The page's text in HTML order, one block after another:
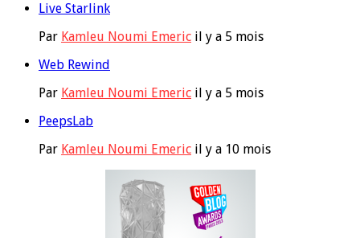
Live Starlink
Par Kamleu Noumi Emeric il y a 5 mois
Web Rewind
Par Kamleu Noumi Emeric il y a 5 mois
PeepsLab
Par Kamleu Noumi Emeric il y a 10 mois